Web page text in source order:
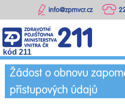
info@zpmvcr.cz
kód 211
Žádost o obnovu
přístupových údajů